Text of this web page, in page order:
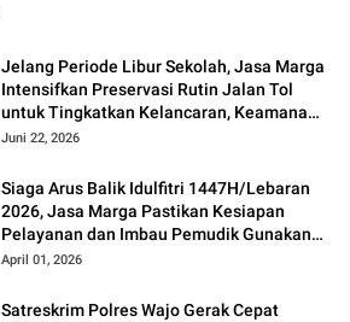
Jelang Periode Libur Sekolah, Jasa Marga
Intensifkan Preservasi Rutin Jalan Tol
untuk Tingkatkan Kelancaran, Keamanan
dan Kenyamanan Perjalanan
Juni 22, 2026
Siaga Arus Balik Idulfitri 1447H/Lebaran
2026, Jasa Marga Pastikan Kesiapan
Pelayanan dan Imbau Pemudik Gunakan
Rest Area Alternatif
April 01, 2026
Satreskrim Polres Wajo Gerak Cepat